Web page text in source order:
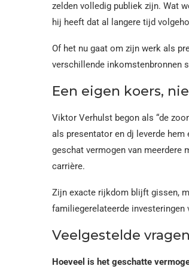
zelden volledig publiek zijn. Wat
hij heeft dat al langere tijd
Of het nu gaat om zijn werk als
verschillende inkomstenbronnen
Een eigen koers,
Viktor Verhulst begon als “de
als presentator en dj leverde
geschat vermogen van meerdere
carrière.
Zijn exacte rijkdom blijft gissen,
familiegerelateerde
Veelgestelde
Hoeveel is het geschatte